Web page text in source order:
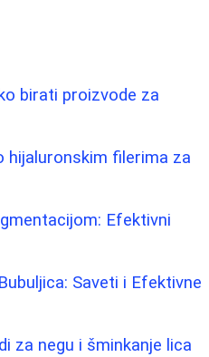
birati proizvode za
hijaluronskim filerima za
Efektivni
Saveti i Efektivne
za negu i šminkanje lica